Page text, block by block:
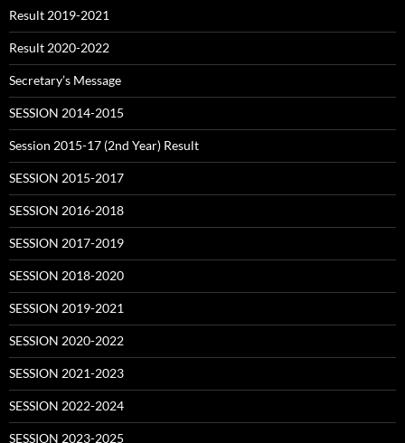
Result 2019-2021
Result 2020-2022
Secretary’s Message
SESSION 2014-2015
Session 2015-17 (2nd Year) Result
SESSION 2015-2017
SESSION 2016-2018
SESSION 2017-2019
SESSION 2018-2020
SESSION 2019-2021
SESSION 2020-2022
SESSION 2021-2023
SESSION 2022-2024
SESSION 2023-2025